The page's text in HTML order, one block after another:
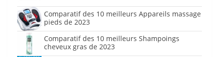
Comparatif des 10 meilleurs Appareils massage
pieds de 2023
Comparatif des 10 meilleurs Shampoings
cheveux gras de 2023